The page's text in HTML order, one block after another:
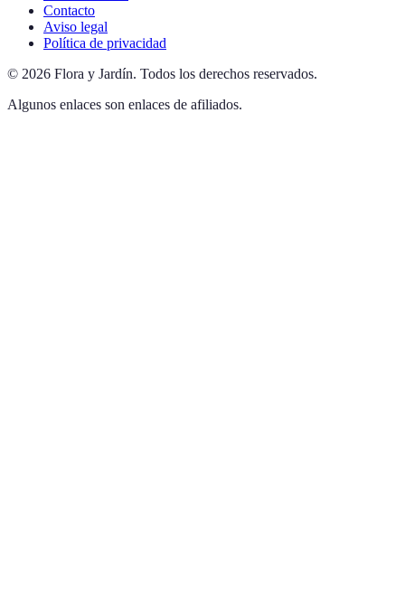
Contacto
Aviso legal
Política de privacidad
© 2026 Flora y Jardín. Todos los derechos reservados.
Algunos enlaces son enlaces de afiliados.